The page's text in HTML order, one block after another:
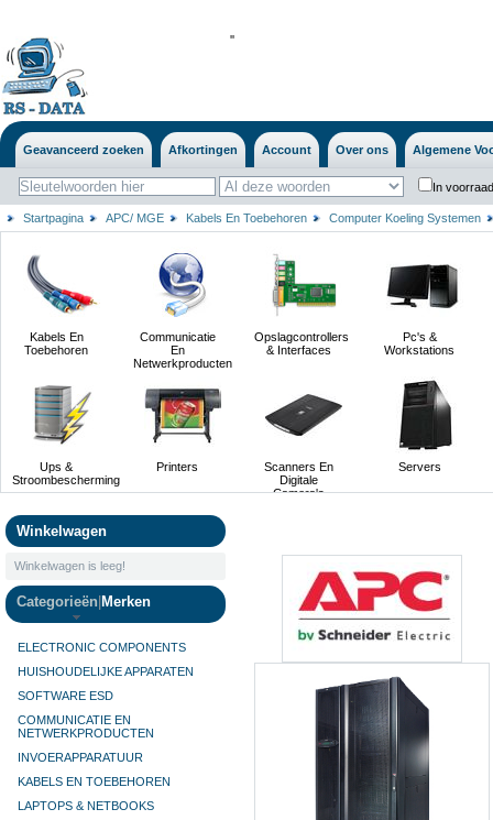
''
Geavanceerd zoeken Afkortingen Account Over ons Algemene
In
Startpagina APC/ MGE Kabels En Toebehoren Computer Koeling Systemen
Kabels En
Toebehoren
Communicatie
En
Netwerkproducten
Opslagcontrollers
& Interfaces
Pc's &
Workstations
Ups &
Stroombescherming
Printers
Scanners En
Digitale
Camera's
Servers
Winkelwagen
Winkelwagen is leeg!
Categorieën Merken
ELECTRONIC COMPONENTS
HUISHOUDELIJKE APPARATEN
SOFTWARE ESD
COMMUNICATIE EN
NETWERKPRODUCTEN
INVOERAPPARATUUR
KABELS EN TOEBEHOREN
LAPTOPS & NETBOOKS